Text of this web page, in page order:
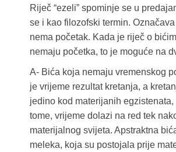
Riječ “ezeli” spominje se u
se i kao filozofski termin.
nema početak. Kada je riječ o
nemaju početka, to je moguće na
A- Bića koja nemaju vremenskog
je vrijeme rezultat kretanja, a
jedino kod materijanih egzistenata,
tome, vrijeme dolazi na red tek
materijalnog svijeta. Apstraktna
meleka, koja su postojala prije